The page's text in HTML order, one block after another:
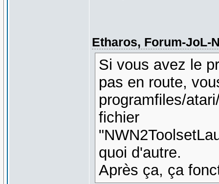
Etharos, Forum-JoL-
Si vous avez le
pas en route,
programfiles/
fichier
quoi d'autre.
Après ça, ça